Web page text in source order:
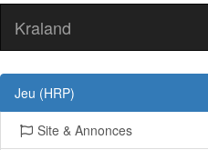
Kraland
Jeu (HRP)
Site & Annonces